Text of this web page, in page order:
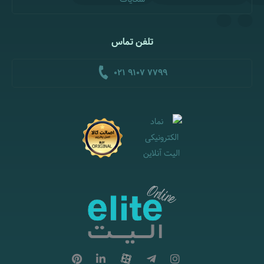
تلفن تماس
021 9107 7799